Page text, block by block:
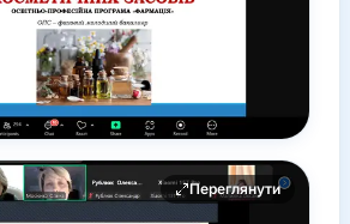
Переглянути